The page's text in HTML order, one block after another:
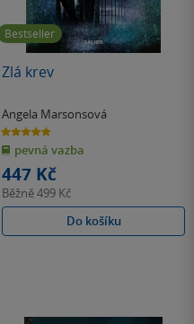
Bestseller
Zlá krev
Angela Marsonsová
4.8
z
5
hvězdiček
pevná vazba
447 Kč
Běžně499 Kč
Do košíku